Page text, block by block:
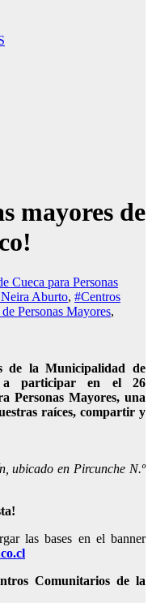
mayores de
Cueca para Personas
Aburto, #Centros
Personas Mayores,
de la Municipalidad de
a participar en el 26
Personas Mayores, una
raíces, compartir y
ubicado en Pircunche N.º
las bases en el banner
Comunitarios de la